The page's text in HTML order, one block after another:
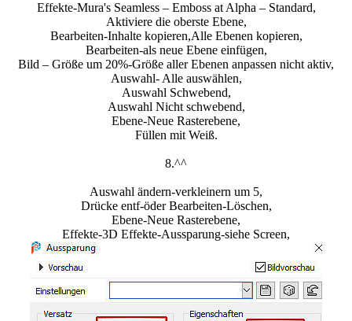
Effekte-Mura's Seamless – Emboss at Alpha – Standard,
Aktiviere die oberste Ebene,
Bearbeiten-Inhalte kopieren,Alle Ebenen kopieren,
Bearbeiten-als neue Ebene einfügen,
Bild – Größe um 20%-Größe aller Ebenen anpassen nicht aktiv,
Auswahl- Alle auswählen,
Auswahl Schwebend,
Auswahl Nicht schwebend,
Ebene-Neue Rasterebene,
Füllen mit Weiß.
8.^^
Auswahl ändern-verkleinern um 5,
Drücke entf-öder Bearbeiten-Löschen,
Ebene-Neue Rasterebene,
Effekte-3D Effekte-Aussparung-siehe Screen,